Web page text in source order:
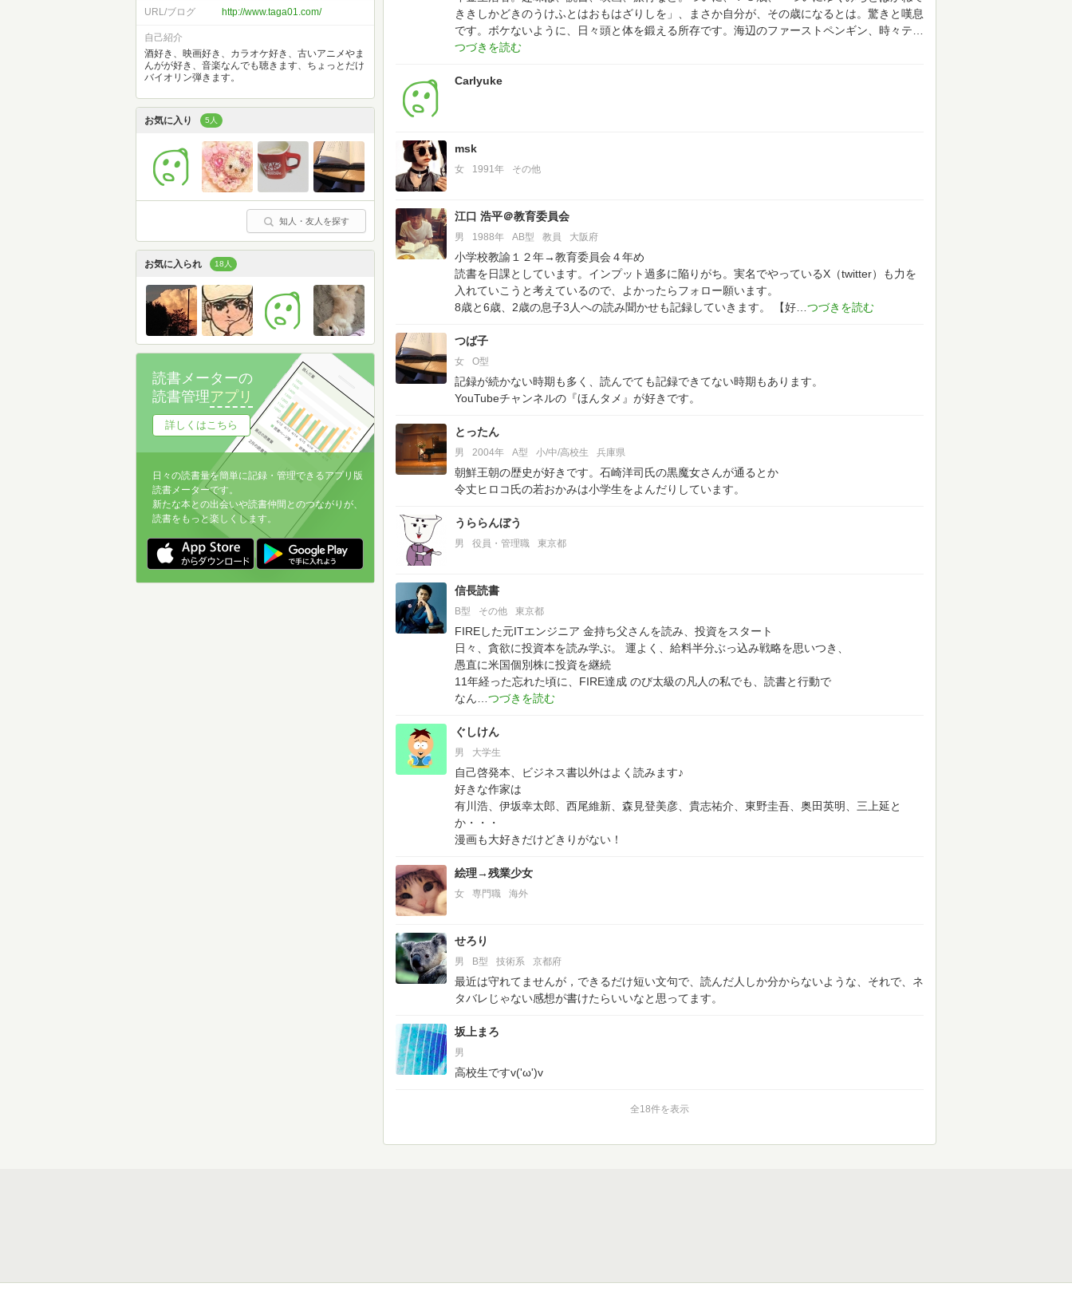
ききしかどきのうけふとはおもはざりしを」、まさか自分が、その歳になるとは。驚きと嘆息
です。ボケないように、日々頭と体を鍛える所存です。海辺のファーストペンギン、時々テ
Carlyuke
msk
女 1991年 その他
江口 浩平＠教育委員会
男 1988年 AB型 教員 大阪府
小学校教諭１２年→教育委員会４年め
読書を日課としています。インプット過多に陥りがち。実名でやっているX（twitter）も力を
入れていこうと考えているので、よかったらフォロー願います。
8歳と6歳、2歳の息子3人への読み聞かせも記録していきます。
【好
つば子
女 O型
記録が続かない時期も多く、読んでても記録できてない時期もあります。
YouTubeチャンネルの『ほんタメ』が好きです。
とったん
男 2004年 A型 小/中/高校生 兵庫県
朝鮮王朝の歴史が好きです。石崎洋司氏の黒魔女さんが通るとか
令丈ヒロコ氏の若おかみは小学生をよんだりしています。
うららんぼう
男 役員・管理職 東京都
信長読書
B型 その他 東京都
FIREした元ITエンジニア 金持ち父さんを読み、投資をスタート
日々、貪欲に投資本を読み学ぶ。
運よく、給料半分ぶっ込み戦略を思いつき、
愚直に米国個別株に投資を継続
11年経った忘れた頃に、FIRE達成 のび太級の凡人の私でも、読書と行動で
なん
ぐしけん
男 大学生
自己啓発本、ビジネス書以外はよく読みます♪
好きな作家は
有川浩、伊坂幸太郎、西尾維新、森見登美彦、貴志祐介、東野圭吾、奥田英明、三上延と
か・・・
漫画も大好きだけどきりがない！
絵理→残業少女
女 専門職 海外
せろり
男 B型 技術系 京都府
最近は守れてませんが，できるだけ短い文句で、読んだ人しか分からないような、それで、ネ
タバレじゃない感想が書けたらいいなと思ってます。
坂上まろ
男
高校生ですv('ω')v
全18件を表示
URL/ブログ http://www.taga01.com/
自己紹介
酒好き、映画好き、カラオケ好き、古いアニメやま
んがが好き、音楽なんでも聴きます、ちょっとだけ
バイオリン弾きます。
お気に入り 5人
知人・友人を探す
お気に入られ 18人
読書メーターの
読書管理アプリ
詳しくはこちら
日々の読書量を簡単に記録・管理できるアプリ版
読書メーターです。
新たな本との出会いや読書仲間とのつながりが、
読書をもっと楽しくします。